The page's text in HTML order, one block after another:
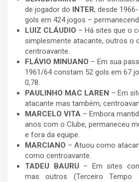
de jogador do
INTER, desde
gols em 424 jogos –
LUIZ CLÁUDIO – Há sites que o
simplesmente atacante, outros o
centroavante.
FLÁVIO MINUANO – Em sua
1961/64 constam 52 gols em 67
0,78.
PAULINHO MAC LAREN – Em
atacante mas também,
MARCELO VITA – Embora
anos com o Clube, permaneceu
e fora da equipe.
MARCIANO – Atuou como
como centroavante.
TADEU BAURU – Em sites
mas outros (Terceiro